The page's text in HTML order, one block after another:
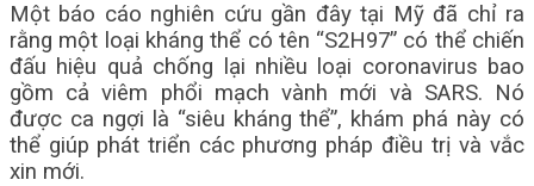
Một báo cáo nghiên cứu gần đây tại Mỹ đã chỉ ra
rằng một loại kháng thể có tên “S2H97” có thể chiến
đấu hiệu quả chống lại nhiều loại coronavirus bao
gồm cả viêm phổi mạch vành mới và SARS. Nó
được ca ngợi là “siêu kháng thể”, khám phá này có
thể giúp phát triển các phương pháp điều trị và vắc
xin mới.